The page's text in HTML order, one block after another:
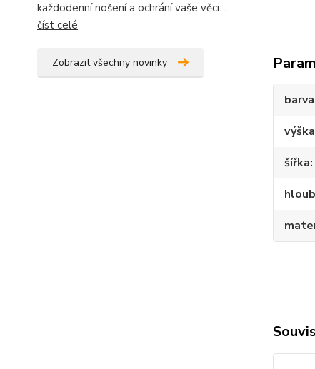
každodenní nošení a ochrání vaše věci....
číst celé
Zobrazit všechny novinky
barva
výška
šířka